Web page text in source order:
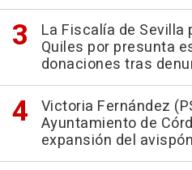
La Fiscalía de
Quiles por presunta
donaciones tras
Victoria Fernández
Ayuntamiento de
expansión del